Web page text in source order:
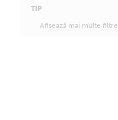
TIP
Afișează mai multe filtre